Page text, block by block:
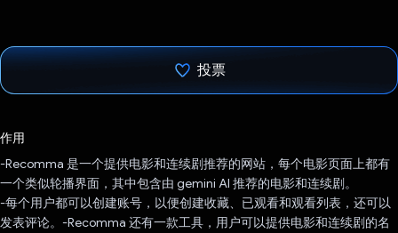
投票
作用
-Recomma 是一个提供电影和连续剧推荐的网站，每个电影页面上都有
一个类似轮播界面，其中包含由 gemini AI 推荐的电影和连续剧。
-每个用户都可以创建账号，以便创建收藏、已观看和观看列表，还可以
发表评论。-Recomma 还有一款工具，用户可以提供电影和连续剧的名